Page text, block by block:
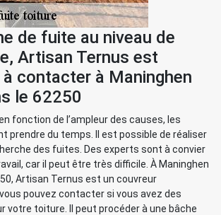
de fuite au niveau de
Artisan Ternus est
à contacter à Maninghen
le 62250
fonction de l’ampleur des causes, les
prendre du temps. Il est possible de réaliser
des fuites. Des experts sont à convier
car il peut être très difficile. À Maninghen
Artisan Ternus est un couvreur
pouvez contacter si vous avez des
votre toiture. Il peut procéder à une bâche